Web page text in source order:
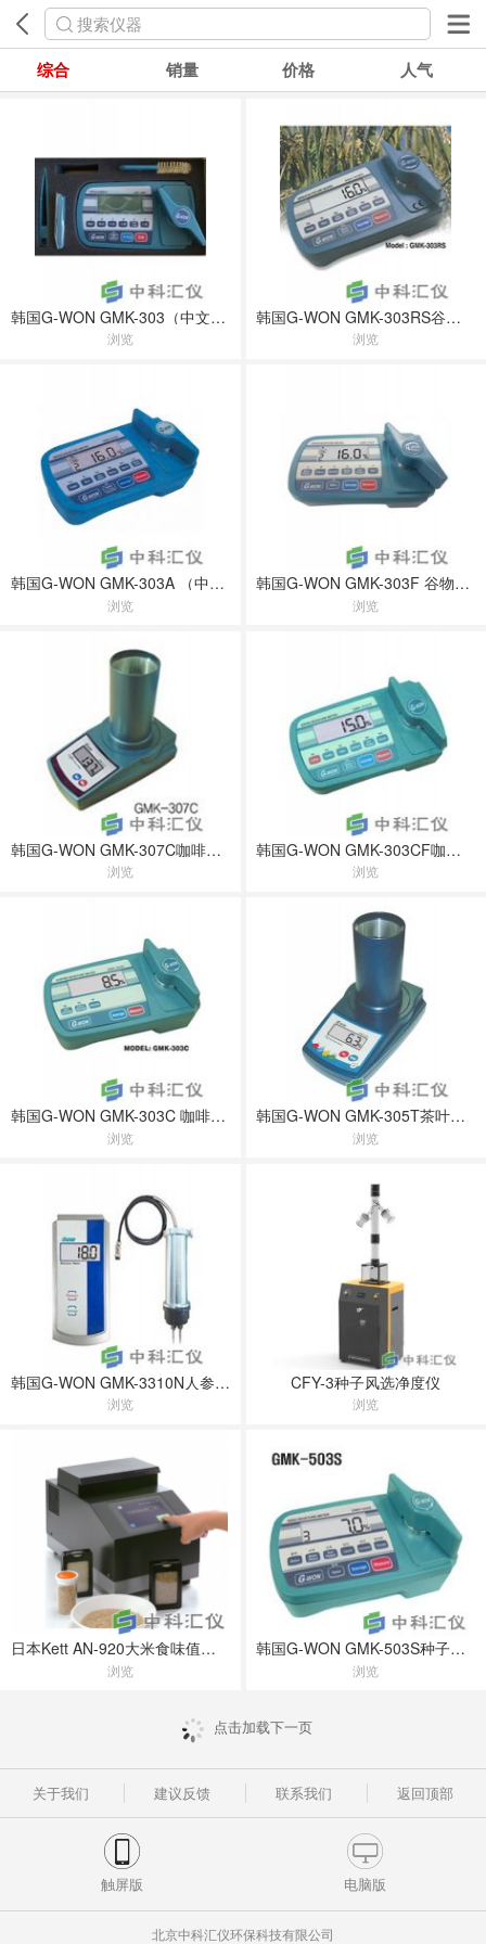
搜索仪器
综合 销量 价格 人气
韩国G-WON GMK-303（中文界面）NEW谷物水分测定仪
浏览
韩国G-WON GMK-303RS谷物水分测定仪
浏览
韩国G-WON GMK-303A （中文界面）谷物水分测定仪
浏览
韩国G-WON GMK-303F 谷物水分测定仪
浏览
韩国G-WON GMK-307C咖啡豆水分测定仪
浏览
韩国G-WON GMK-303CF咖啡和谷物水分测定仪
浏览
韩国G-WON GMK-303C 咖啡豆水分测定仪
浏览
韩国G-WON GMK-305T茶叶水分测定仪
浏览
韩国G-WON GMK-3310N人参水分仪
浏览
CFY-3种子风选净度仪
浏览
日本Kett AN-920大米食味值检测仪
浏览
韩国G-WON GMK-503S种子水份测定仪
浏览
点击加载下一页
关于我们 建议反馈 联系我们 返回顶部
触屏版 电脑版
北京中科汇仪环保科技有限公司